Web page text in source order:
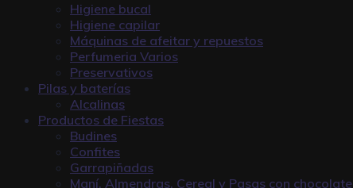
Higiene bucal
Higiene capilar
Máquinas de afeitar y repuestos
Perfumeria Varios
Preservativos
Pilas y baterías
Alcalinas
Productos de Fiestas
Budines
Confites
Garrapiñadas
Maní, Almendras, Cereal y Pasas con chocolate